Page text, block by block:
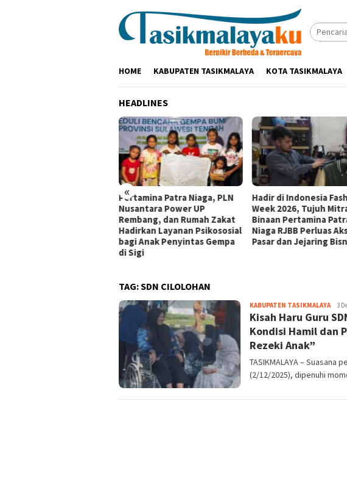
HOME KABUPATEN TASIKMALAYA KOTA TASIKMALAYA
HEADLINES
«
Pertamina Patra Niaga, PLN
Nusantara Power UP
Rembang, dan Rumah Zakat
Hadirkan Layanan Psikososial
bagi Anak Penyintas Gempa
di Sigi
Hadir di Indonesia
Week 2026, Tujuh
Binaan Pertamina
Niaga RJBB Perluas
Pasar dan Jejaring
TAG:SDN CILOLOHAN
KABUPATEN TASIKMALAYATim3
Kisah Haru Guru
Kondisi Hamil dan
Rezeki Anak”
TASIKMALAYA – Suasana
(2/12/2025), dipenuhi